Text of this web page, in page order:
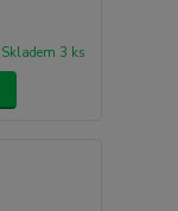
Skladem 3 ks